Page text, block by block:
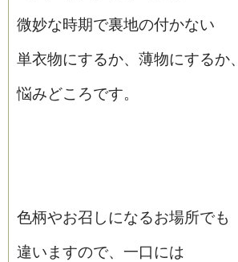
微妙な時期で裏地の付かない
単衣物にするか、薄物にするか、
悩みどころです。
色柄やお召しになるお場所でも
違いますので、一口には